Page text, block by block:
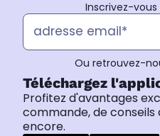
Inscrivez-
Ou retrouvez-
Téléchargez
Profitez d'avantages
commande, de
encore.